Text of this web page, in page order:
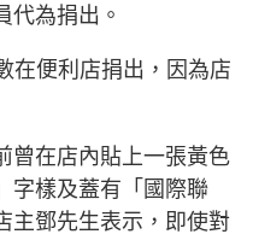
代為捐出。
在便利店捐出，因為店
曾在店內貼上一張黃色
字樣及蓋有「國際聯
主鄧先生表示，即使對